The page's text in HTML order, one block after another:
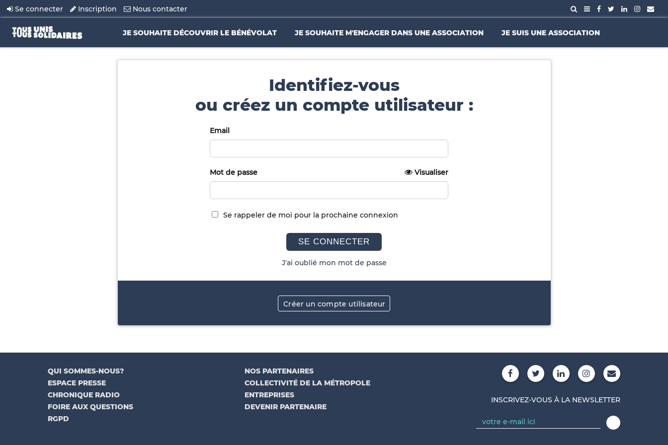
Se connecter Inscription Nous contacter
JE SOUHAITE DÉCOUVRIR LE BÉNÉVOLAT JE SOUHAITE M'ENGAGER DANS UNE ASSOCIATION JE SUIS UNE ASSOCIATION
Identifiez-vous
ou créez un compte utilisateur :
Email
Mot de passe Visualiser
Se rappeler de moi pour la prochaine connexion
SE CONNECTER
J'ai oublié mon mot de passe
Créer un compte utilisateur
QUI SOMMES-NOUS?
ESPACE PRESSE
CHRONIQUE RADIO
FOIRE AUX QUESTIONS
RGPD
NOS PARTENAIRES
COLLECTIVITÉ DE LA MÉTROPOLE
ENTREPRISES
DEVENIR PARTENAIRE
INSCRIVEZ-VOUS À LA NEWSLETTER